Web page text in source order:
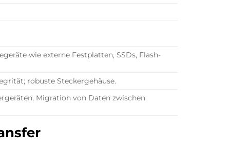
wie externe Festplatten, SSDs, Flash-
robuste Steckergehäuse.
Migration von Daten zwischen